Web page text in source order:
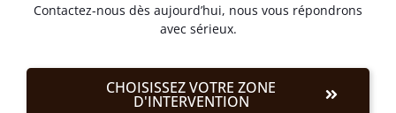
Contactez-nous dès aujourd’hui, nous vous répondrons
avec sérieux.
CHOISISSEZ VOTRE ZONE
D'INTERVENTION